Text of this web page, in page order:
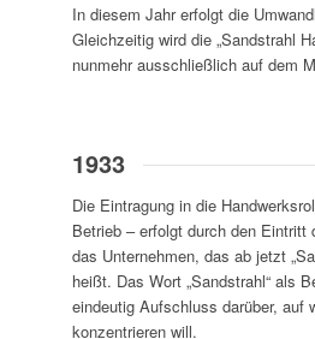
In diesem Jahr erfolgt die
Gleichzeitig wird die „Sandstrahl
nunmehr ausschließlich auf dem
1933
Die Eintragung in die
Betrieb – erfolgt durch den
das Unternehmen, das ab jetzt
heißt. Das Wort „Sandstrahl“ als
eindeutig Aufschluss darüber, auf
konzentrieren will.